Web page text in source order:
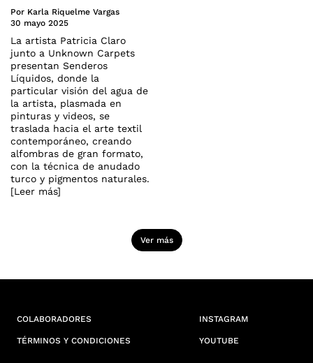
Por Karla Riquelme Vargas
30 mayo 2025
La artista Patricia Claro
junto a Unknown Carpets
presentan Senderos
Líquidos, donde la
particular visión del agua de
la artista, plasmada en
pinturas y videos, se
traslada hacia el arte textil
contemporáneo, creando
alfombras de gran formato,
con la técnica de anudado
turco y pigmentos naturales.
[Leer más]
Ver más
COLABORADORES
TÉRMINOS Y CONDICIONES
INSTAGRAM
YOUTUBE